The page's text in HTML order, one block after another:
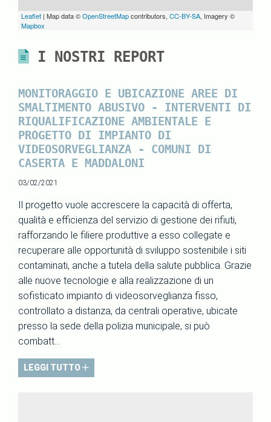
Leaflet | Map data ©OpenStreetMapcontributors, CC-BY-SA, Imagery ©
Mapbox
I NOSTRI REPORT
MONITORAGGIO E UBICAZIONE AREE DI
SMALTIMENTO ABUSIVO - INTERVENTI DI
RIQUALIFICAZIONE AMBIENTALE E
PROGETTO DI IMPIANTO DI
VIDEOSORVEGLIANZA - COMUNI DI
CASERTA E MADDALONI
03/02/2021
Il progetto vuole accrescere la capacità di offerta,
qualità e efficienza del servizio di gestione dei rifiuti,
rafforzando le filiere produttive a esso collegate e
recuperare alle opportunità di sviluppo sostenibile i siti
contaminati, anche a tutela della salute pubblica. Grazie
alle nuove tecnologie e alla realizzazione di un
sofisticato impianto di videosorveglianza fisso,
controllato a distanza, da centrali operative, ubicate
presso la sede della polizia municipale, si può
combatt...
LEGGI TUTTO